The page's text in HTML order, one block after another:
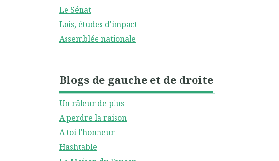
Le Sénat
Lois, études d'impact
Assemblée nationale
Blogs de gauche et de droite
Un râleur de plus
A perdre la raison
A toi l'honneur
Hashtable